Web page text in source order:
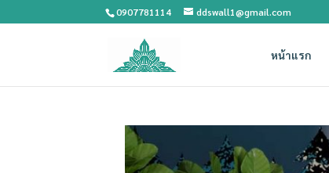
0907781114 ddswall1@gmail.com
หน้าแรก